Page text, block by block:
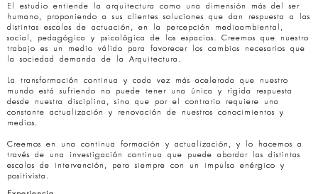
El estudio entiende la arquitectura como una dimensión más del ser
humano, proponiendo a sus clientes soluciones que dan respuesta a las
distintas escalas de actuación, en la percepción medioambiental,
social, pedagógica y psicológica de los espacios. Creemos que nuestro
trabajo es un medio válido para favorecer los cambios necesarios que
la sociedad demanda de la Arquitectura.
La transformación continua y cada vez más acelerada que nuestro
mundo está sufriendo no puede tener una única y rígida respuesta
desde nuestra disciplina, sino que por el contrario requiere una
constante actualización y renovación de nuestros conocimientos y
medios.
Creemos en una continua formación y actualización, y lo hacemos a
través de una investigación continua que puede abordar las distintas
escalas de intervención, pero siempre con un impulso enérgico y
positivista.